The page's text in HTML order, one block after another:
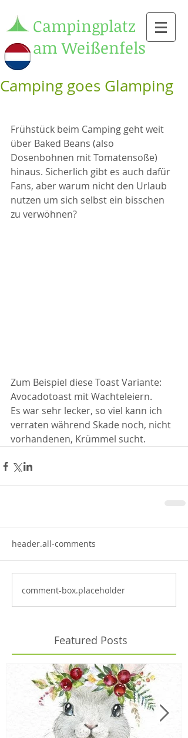
Campingplatz
am Weißenfels
Camping goes Glamping
Frühstück beim Camping geht weit
über Baked Beans (also
Dosenbohnen mit Tomatensoße)
hinaus. Sicherlich gibt es auch dafür
Fans, aber warum nicht den Urlaub
nutzen um sich selbst ein bisschen
zu verwöhnen?
Zum Beispiel diese Toast Variante:
Avocadotoast mit Wachteleiern.
Es war sehr lecker, so viel kann ich
verraten während Skade noch, nicht
vorhandenen, Krümmel sucht.
header.all-comments
comment-box.placeholder
Featured Posts